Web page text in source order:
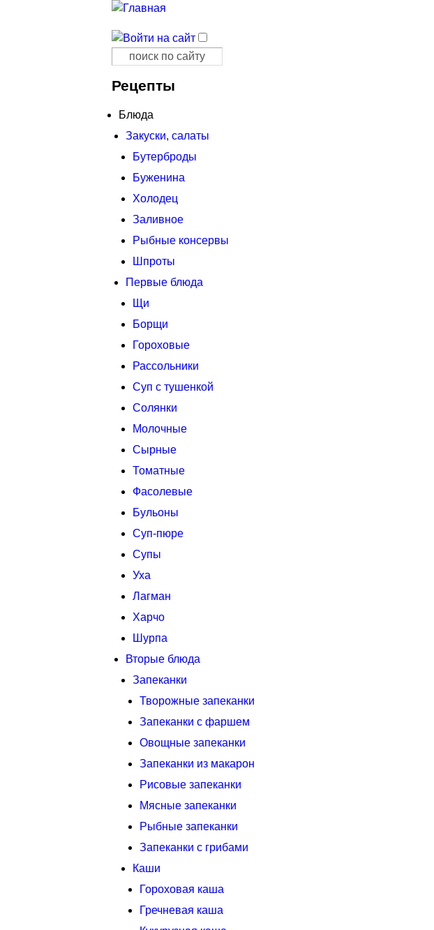
Форма поиска
Поиск
Рецепты
Блюда
Закуски, салаты
Бутерброды
Буженина
Холодец
Заливное
Рыбные консервы
Шпроты
Первые блюда
Щи
Борщи
Гороховые
Рассольники
Суп с тушенкой
Солянки
Молочные
Сырные
Томатные
Фасолевые
Бульоны
Суп-пюре
Супы
Уха
Лагман
Харчо
Шурпа
Вторые блюда
Запеканки
Творожные запеканки
Запеканки с фаршем
Овощные запеканки
Запеканки из макарон
Рисовые запеканки
Мясные запеканки
Рыбные запеканки
Запеканки с грибами
Каши
Гороховая каша
Гречневая каша